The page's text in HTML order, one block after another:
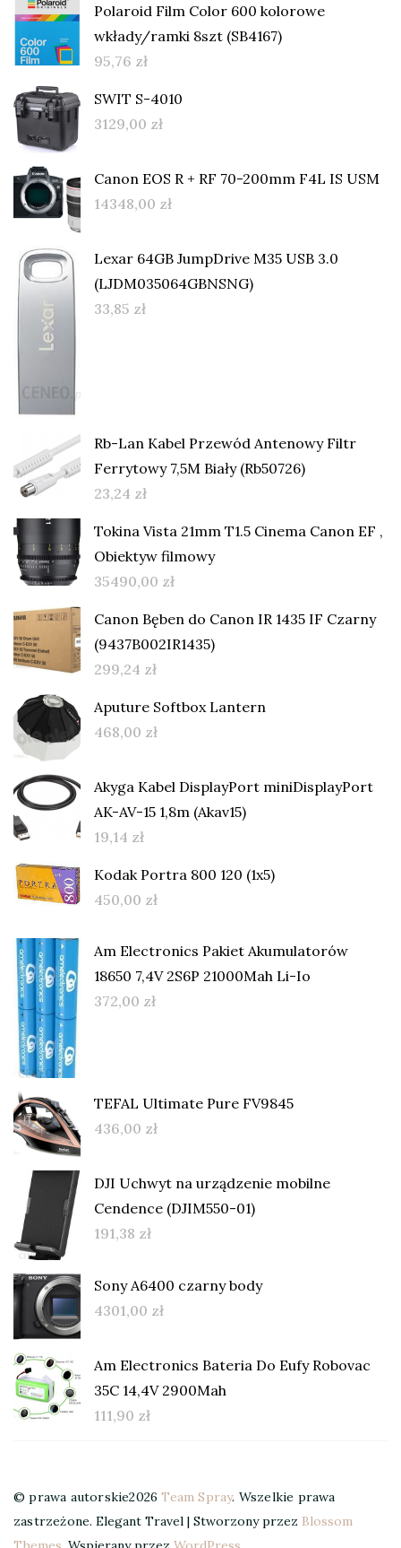
Polaroid Film Color 600 kolorowe
wkłady/ramki 8szt (SB4167)
95,76 zł
SWIT S-4010
3129,00 zł
Canon EOS R + RF 70-200mm F4L IS USM
14348,00 zł
Lexar 64GB JumpDrive M35 USB 3.0
(LJDM035064GBNSNG)
33,85 zł
Rb-Lan Kabel Przewód Antenowy Filtr
Ferrytowy 7,5M Biały (Rb50726)
23,24 zł
Tokina Vista 21mm T1.5 Cinema Canon EF ,
Obiektyw filmowy
35490,00 zł
Canon Bęben do Canon IR 1435 IF Czarny
(9437B002IR1435)
299,24 zł
Aputure Softbox Lantern
468,00 zł
Akyga Kabel DisplayPort miniDisplayPort
AK-AV-15 1,8m (Akav15)
19,14 zł
Kodak Portra 800 120 (1x5)
450,00 zł
Am Electronics Pakiet Akumulatorów
18650 7,4V 2S6P 21000Mah Li-Io
372,00 zł
TEFAL Ultimate Pure FV9845
436,00 zł
DJI Uchwyt na urządzenie mobilne
Cendence (DJIM550-01)
191,38 zł
Sony A6400 czarny body
4301,00 zł
Am Electronics Bateria Do Eufy Robovac
35C 14,4V 2900Mah
111,90 zł
© prawa autorskie2026Team Spray. Wszelkie prawa
zastrzeżone. Elegant Travel | Stworzony przez Blossom